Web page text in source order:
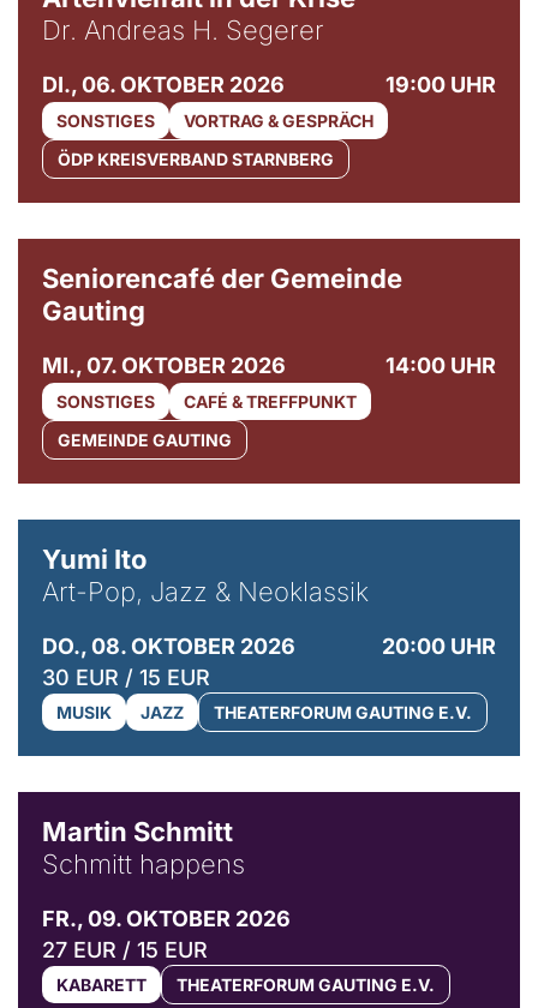
Dr. Andreas H. Segerer
DI., 06. OKTOBER 2026 19:00 UHR
SONSTIGES
VORTRAG & GESPRÄCH
ÖDP KREISVERBAND STARNBERG
Seniorencafé der Gemeinde
Gauting
MI., 07. OKTOBER 2026 14:00 UHR
SONSTIGES
CAFÉ & TREFFPUNKT
GEMEINDE GAUTING
Yumi Ito
Art-Pop, Jazz & Neoklassik
DO., 08. OKTOBER 2026
20:00 UHR
30 EUR / 15 EUR
MUSIK JAZZ THEATERFORUM GAUTING E.V.
Martin Schmitt
Schmitt happens
FR., 09. OKTOBER 2026
27 EUR / 15 EUR
KABARETT THEATERFORUM GAUTING E.V.